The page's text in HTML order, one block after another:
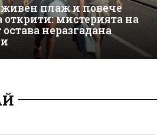
плаж и повече
открити: мистерията на
неразгадана